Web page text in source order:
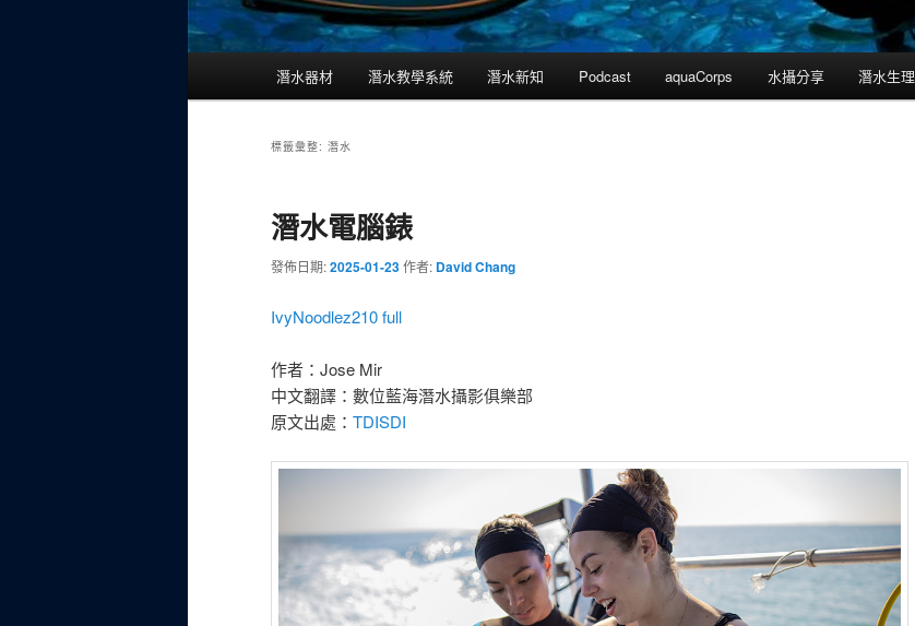
潛水器材 潛水教學系統 潛水新知 Podcast aquaCorps 水攝分享 潛水生理
標籤彙整: 潛水
潛水電腦錶
發佈日期:2025-01-23作者: David Chang
IvyNoodlez210 full
作者：Jose Mir
中文翻譯：數位藍海潛水攝影俱樂部
原文出處： TDISDI